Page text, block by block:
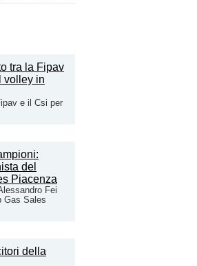
e il Csi per
Fei
Gas Sales